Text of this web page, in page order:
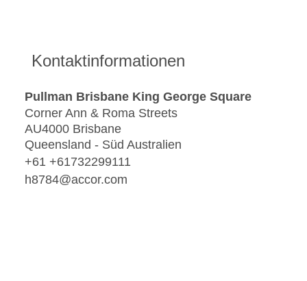
Kontaktinformationen
Pullman Brisbane King George Square
Corner Ann & Roma Streets
AU4000 Brisbane
Queensland - Süd Australien
+61 +61732299111
h8784@accor.com